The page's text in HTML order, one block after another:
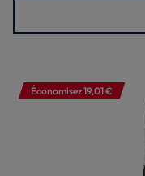
Économisez 19,01 €